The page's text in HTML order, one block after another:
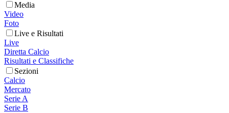
Media
Video
Foto
Live e Risultati
Live
Diretta Calcio
Risultati e Classifiche
Sezioni
Calcio
Mercato
Serie A
Serie B